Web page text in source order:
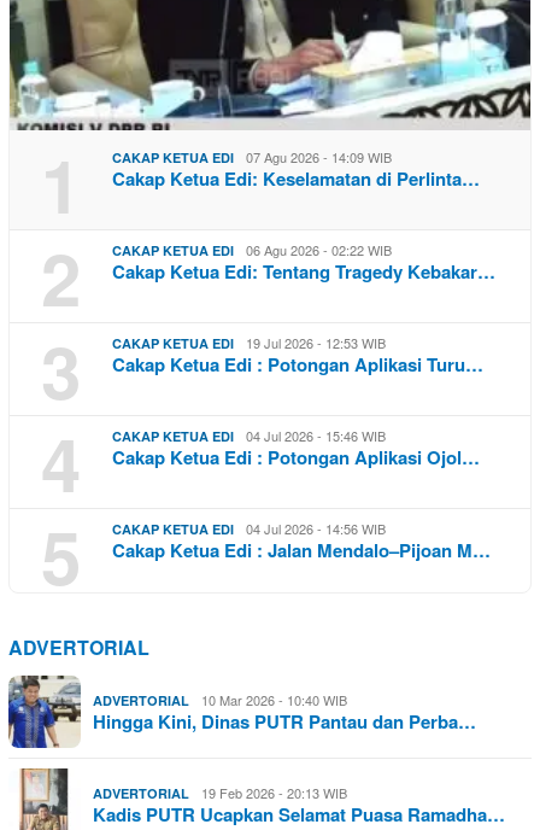
1 CAKAP KETUA EDI 07 Agu 2026 - 14:09 WIB
Cakap Ketua Edi: Keselamatan di Perlinta…
2 CAKAP KETUA EDI 06 Agu 2026 - 02:22 WIB
Cakap Ketua Edi: Tentang Tragedy Kebakar…
3 CAKAP KETUA EDI 19 Jul 2026 - 12:53 WIB
Cakap Ketua Edi : Potongan Aplikasi Turu…
4 CAKAP KETUA EDI 04 Jul 2026 - 15:46 WIB
Cakap Ketua Edi : Potongan Aplikasi Ojol…
5 CAKAP KETUA EDI 04 Jul 2026 - 14:56 WIB
Cakap Ketua Edi : Jalan Mendalo–Pijoan M…
ADVERTORIAL
ADVERTORIAL 10 Mar 2026 - 10:40 WIB
Hingga Kini, Dinas PUTR Pantau dan Perba…
ADVERTORIAL 19 Feb 2026 - 20:13 WIB
Kadis PUTR Ucapkan Selamat Puasa Ramadha…